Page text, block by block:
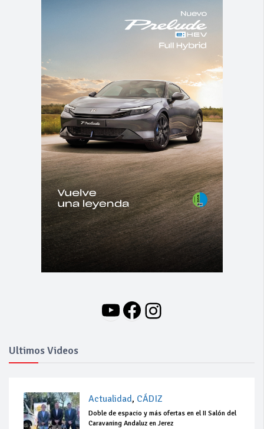
YouTube
Facebook
Instagram
Ultimos Videos
Actualidad, CÁDIZ
Doble de espacio y más ofertas en el II Salón del
Caravaning Andaluz en Jerez